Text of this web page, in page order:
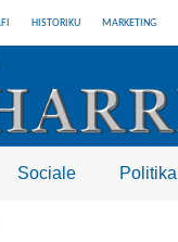
HISTORIKU MARKETING
Sociale Politika